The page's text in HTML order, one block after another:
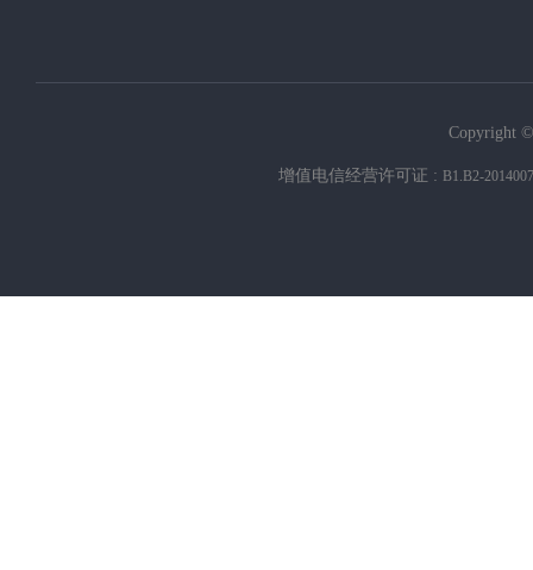
Copyright
增值电信经营许可证 : B1.B2-